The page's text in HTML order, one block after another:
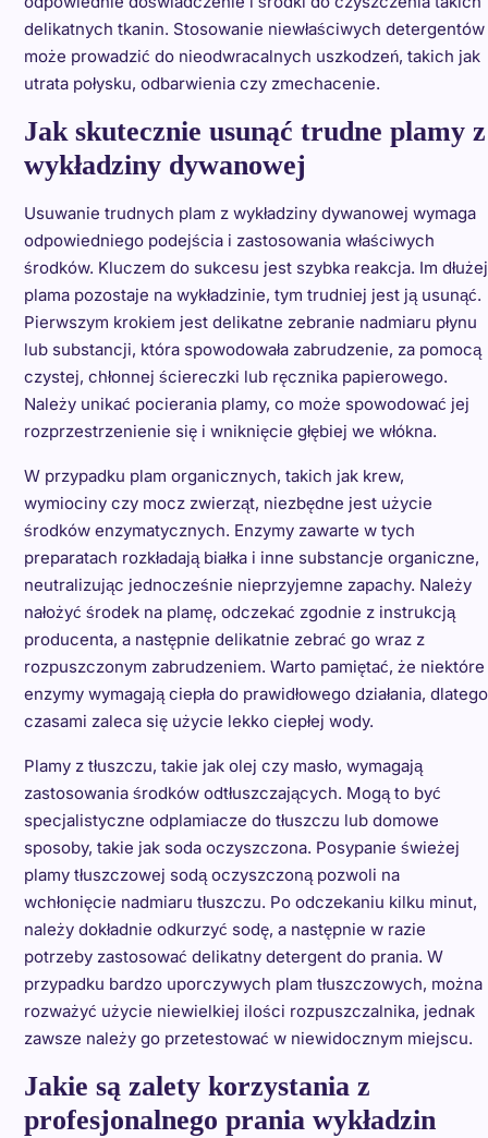
delikatnych tkanin. Stosowanie niewłaściwych detergentów
może prowadzić do nieodwracalnych uszkodzeń, takich jak
utrata połysku, odbarwienia czy zmechacenie.
Jak skutecznie usunąć trudne plamy z
wykładziny dywanowej
Usuwanie trudnych plam z wykładziny dywanowej wymaga
odpowiedniego podejścia i zastosowania właściwych
środków. Kluczem do sukcesu jest szybka reakcja. Im dłużej
plama pozostaje na wykładzinie, tym trudniej jest ją usunąć.
Pierwszym krokiem jest delikatne zebranie nadmiaru płynu
lub substancji, która spowodowała zabrudzenie, za pomocą
czystej, chłonnej ściereczki lub ręcznika papierowego.
Należy unikać pocierania plamy, co może spowodować jej
rozprzestrzenienie się i wniknięcie głębiej we włókna.
W przypadku plam organicznych, takich jak krew,
wymiociny czy mocz zwierząt, niezbędne jest użycie
środków enzymatycznych. Enzymy zawarte w tych
preparatach rozkładają białka i inne substancje organiczne,
neutralizując jednocześnie nieprzyjemne zapachy. Należy
nałożyć środek na plamę, odczekać zgodnie z instrukcją
producenta, a następnie delikatnie zebrać go wraz z
rozpuszczonym zabrudzeniem. Warto pamiętać, że niektóre
enzymy wymagają ciepła do prawidłowego działania, dlatego
czasami zaleca się użycie lekko ciepłej wody.
Plamy z tłuszczu, takie jak olej czy masło, wymagają
zastosowania środków odtłuszczających. Mogą to być
specjalistyczne odplamiacze do tłuszczu lub domowe
sposoby, takie jak soda oczyszczona. Posypanie świeżej
plamy tłuszczowej sodą oczyszczoną pozwoli na
wchłonięcie nadmiaru tłuszczu. Po odczekaniu kilku minut,
należy dokładnie odkurzyć sodę, a następnie w razie
potrzeby zastosować delikatny detergent do prania. W
przypadku bardzo uporczywych plam tłuszczowych, można
rozważyć użycie niewielkiej ilości rozpuszczalnika, jednak
zawsze należy go przetestować w niewidocznym miejscu.
Jakie są zalety korzystania z
profesjonalnego prania wykładzin